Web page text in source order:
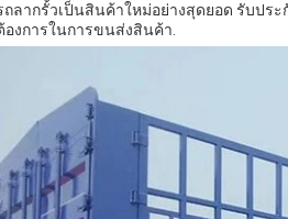
ถลากรั้วเป็นสินค้าใหม่อย่างสุดยอด รับปร
องการในการขนส่งสินค้า.